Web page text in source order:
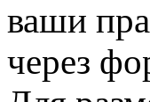
ваши
через